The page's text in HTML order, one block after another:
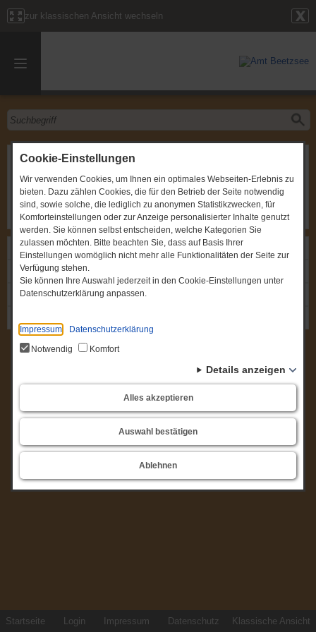
Cookie-Einstellungen
Wir verwenden Cookies, um Ihnen ein optimales Webseiten-Erlebnis zu
bieten. Dazu zählen Cookies, die für den Betrieb der Seite notwendig
sind, sowie solche, die lediglich zu anonymen Statistikzwecken, für
Komforteinstellungen oder zur Anzeige personalisierter Inhalte genutzt
werden. Sie können selbst entscheiden, welche Kategorien Sie
zulassen möchten. Bitte beachten Sie, dass auf Basis Ihrer
Einstellungen womöglich nicht mehr alle Funktionalitäten der Seite zur
Verfügung stehen.
Sie können Ihre Auswahl jederzeit in den Cookie-Einstellungen unter
Datenschutzerklärung anpassen.
Impressum
Datenschutzerklärung
Notwendig
Komfort
Details anzeigen
Alles akzeptieren
Auswahl bestätigen
Ablehnen
zur klassischen Ansicht wechseln
Ortsbeiratssitzung
Gremium:
Ortsbeirat Briest
Zeitpunkt:
23.03.2010, um 19:00 Uhr
Ort: Briest, Dorfstraße 9, Begegnungsstätte
Links
Einladung: Ortsbeiratssitzung
Protokoll: Ortsbeiratssitzung
Startseite Login Impressum Datenschutz Klassische Ansicht